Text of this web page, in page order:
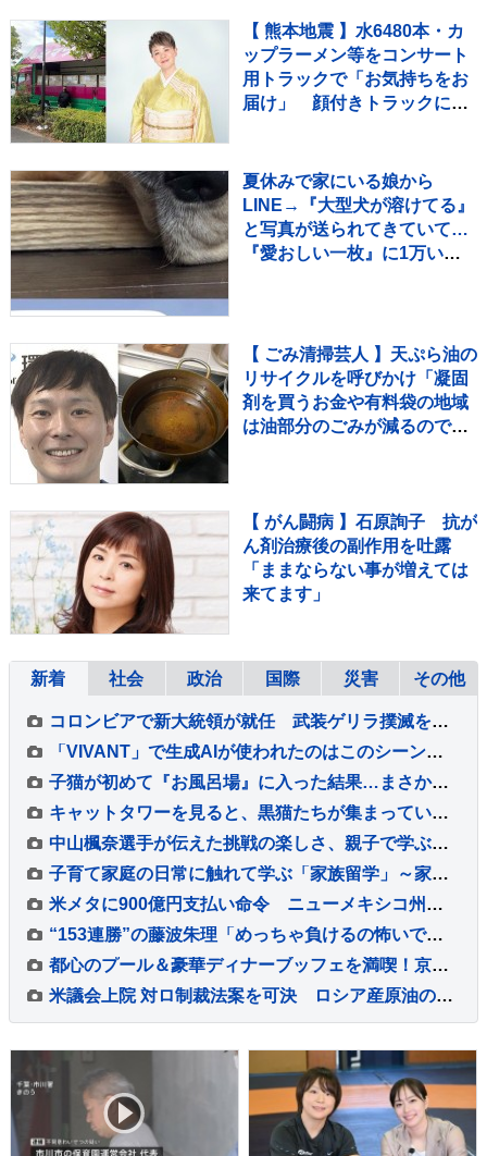
【 熊本地震 】水6480本・カ
ップラーメン等をコンサート
用トラックで「お気持ちをお
届け」 顔付きトラックにた
夏休みで家にいる娘から
LINE→『大型犬が溶けてる』
と写真が送られてきていて…
『愛おしい一枚』に1万いい
【 ごみ清掃芸人 】天ぷら油の
リサイクルを呼びかけ「凝固
剤を買うお金や有料袋の地域
は油部分のごみが減るので、
【 がん闘病 】石原詢子 抗が
ん剤治療後の副作用を吐露
「ままならない事が増えては
来てます」
新着 社会 政治 国際 災害 その他
コロンビアで新大統領が就任 武装ゲリラ撲滅を誓う
「VIVANT」で生成AIが使われたのはこのシーンだ！～TBSドラマ初の本格利用～【調査情報デジタル】
子猫が初めて『お風呂場』に入った結果…まさかの『可愛すぎる展開』が45万再生「兄猫たちがたまらんｗ」「見守り隊が増えて笑った」
キャットタワーを見ると、黒猫たちが集まっていて…まるで雑誌の表紙のような『素敵すぎる瞬間』に２万いいね「圧巻」「かわいすぎる影分身」
中山楓奈選手が伝えた挑戦の楽しさ、親子で学ぶスケートボードと正しいキズケアの大切さ
子育て家庭の日常に触れて学ぶ「家族留学」～家庭を持つことに不安を抱く若い世代に寄り添う取り組み～【調査情報デジタル】
米メタに900億円支払い命令 ニューメキシコ州の裁判所 利用時間の制限も要求
“153連勝”の藤波朱理「めっちゃ負けるの怖いです」 フォール負け寸前から掴んだ栄光と、石川佳純に語った本音【バース・デイ】
都心のプール＆豪華ディナーブッフェを満喫！京王プラザホテル『スカイプールプラン』スタイリッシュな夏の体験レポート
米議会上院 対ロ制裁法案を可決 ロシア産原油の輸入上位国に最大100％の関税